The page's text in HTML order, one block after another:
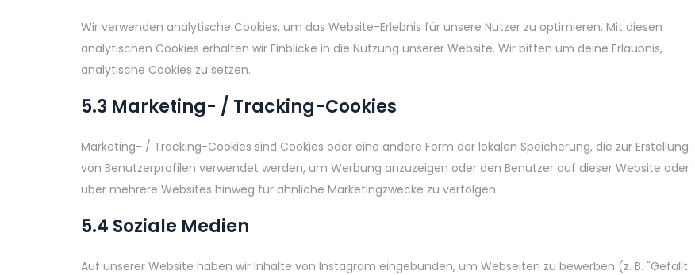
Wir verwenden analytische Cookies, um das Website-Erlebnis für unsere Nutzer zu optimieren. Mit diesen
analytischen Cookies erhalten wir Einblicke in die Nutzung unserer Website. Wir bitten um deine Erlaubnis,
analytische Cookies zu setzen.
5.3 Marketing- / Tracking-Cookies
Marketing- / Tracking-Cookies sind Cookies oder eine andere Form der lokalen Speicherung, die zur Erstellung
von Benutzerprofilen verwendet werden, um Werbung anzuzeigen oder den Benutzer auf dieser Website oder
über mehrere Websites hinweg für ähnliche Marketingzwecke zu verfolgen.
5.4 Soziale Medien
Auf unserer Website haben wir Inhalte von Instagram eingebunden, um Webseiten zu bewerben (z. B. "Gefällt